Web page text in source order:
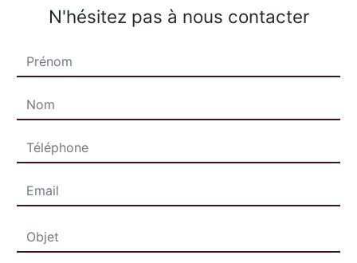
N'hésitez pas à nous contacter